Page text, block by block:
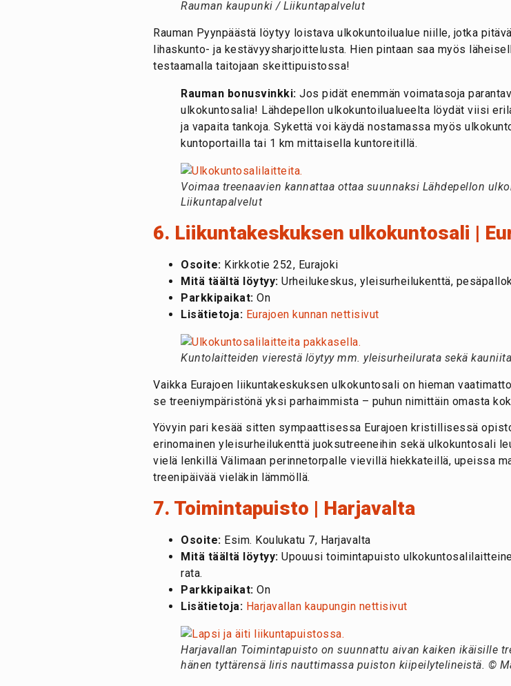
Rauman kaupunki / Liikuntapalvelut
Rauman Pyynpäästä löytyy loistava ulkokuntoilualue niille, jotka
lihaskunto- ja kestävyysharjoittelusta. Hien pintaan saa myös
testaamalla taitojaan skeittipuistossa!
Rauman bonusvinkki: Jos pidät enemmän voimatasoja
ulkokuntosalia! Lähdepellon ulkokuntoilualueelta löydät viisi
ja vapaita tankoja. Sykettä voi käydä nostamassa myös
kuntoportailla tai 1 km mittaisella kuntoreitillä.
Voimaa treenaavien kannattaa ottaa suunnaksi Lähdepellon
Liikuntapalvelut
6. Liikuntakeskuksen ulkokuntosali |
Osoite: Kirkkotie 252, Eurajoki
Mitä täältä löytyy: Urheilukeskus, yleisurheilukenttä,
Parkkipaikat: On
Lisätietoja: Eurajoen kunnan nettisivut
Kuntolaitteiden vierestä löytyy mm. yleisurheilurata sekä
Vaikka Eurajoen liikuntakeskuksen ulkokuntosali on hieman
se treeniympäristönä yksi parhaimmista – puhun nimittäin omasta
Yövyin pari kesää sitten sympaattisessa Eurajoen kristillisessä
erinomainen yleisurheilukenttä juoksutreeneihin sekä ulkokuntosali
vielä lenkillä Välimaan perinnetorpalle vievillä hiekkateillä, upeissa
treenipäivää vieläkin lämmöllä.
7. Toimintapuisto | Harjavalta
Osoite: Esim. Koulukatu 7, Harjavalta
Mitä täältä löytyy: Upouusi toimintapuisto
rata.
Parkkipaikat: On
Lisätietoja: Harjavallan kaupungin nettisivut
Harjavallan Toimintapuisto on suunnattu aivan kaiken ikäisille
hänen tyttärensä Iiris nauttimassa puiston kiipeilytelineistä. ©